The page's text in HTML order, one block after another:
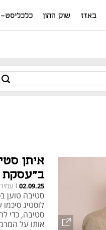
באזז שוק ההון
ב"עסקת
02.09.25
|
סטיבה טוען
לוסטיג
סטיבה, כדי
אותו על